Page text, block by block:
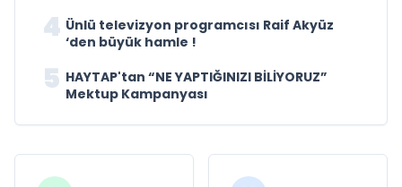
4 Ünlü televizyon programcısı Raif Akyüz
‘den büyük hamle !
5 HAYTAP'tan “NE YAPTIĞINIZI BİLİYORUZ”
Mektup Kampanyası